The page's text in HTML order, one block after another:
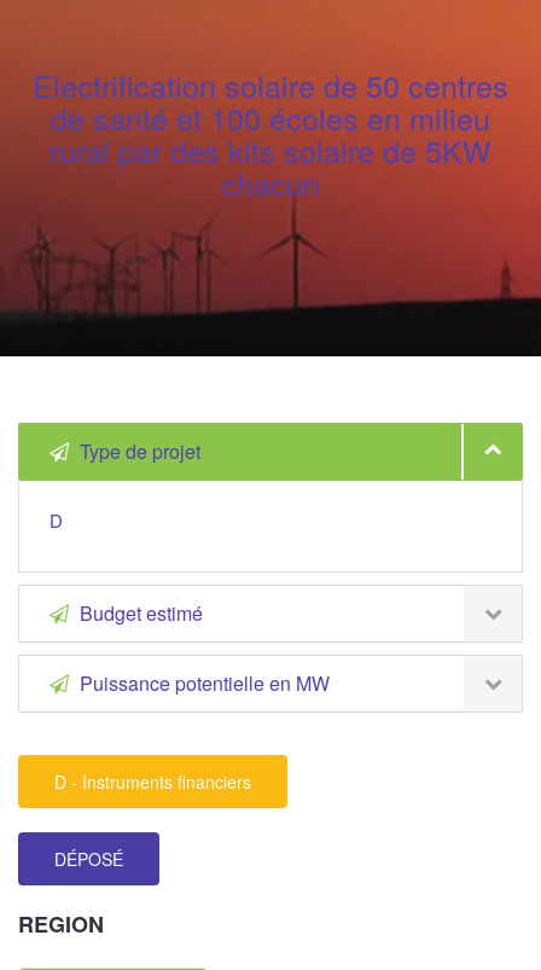
Electrification solaire de 50 centres
de santé et 100 écoles en milieu
rural par des kits solaire de 5KW
chacun
Type de projet
D
Budget estimé
Puissance potentielle en MW
D - Instruments financiers
DÉPOSÉ
REGION